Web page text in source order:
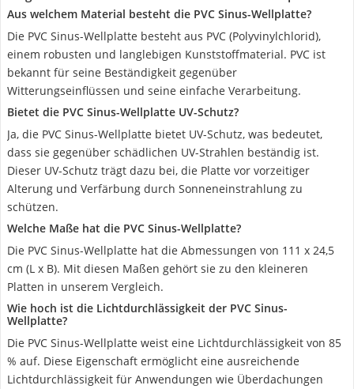
Aus welchem Material besteht die PVC Sinus-Wellplatte?
Die PVC Sinus-Wellplatte besteht aus PVC (Polyvinylchlorid),
einem robusten und langlebigen Kunststoffmaterial. PVC ist
bekannt für seine Beständigkeit gegenüber
Witterungseinflüssen und seine einfache Verarbeitung.
Bietet die PVC Sinus-Wellplatte UV-Schutz?
Ja, die PVC Sinus-Wellplatte bietet UV-Schutz, was bedeutet,
dass sie gegenüber schädlichen UV-Strahlen beständig ist.
Dieser UV-Schutz trägt dazu bei, die Platte vor vorzeitiger
Alterung und Verfärbung durch Sonneneinstrahlung zu
schützen.
Welche Maße hat die PVC Sinus-Wellplatte?
Die PVC Sinus-Wellplatte hat die Abmessungen von 111 x 24,5
cm (L x B). Mit diesen Maßen gehört sie zu den kleineren
Platten in unserem Vergleich.
Wie hoch ist die Lichtdurchlässigkeit der PVC Sinus-
Wellplatte?
Die PVC Sinus-Wellplatte weist eine Lichtdurchlässigkeit von 85
% auf. Diese Eigenschaft ermöglicht eine ausreichende
Lichtdurchlässigkeit für Anwendungen wie Überdachungen